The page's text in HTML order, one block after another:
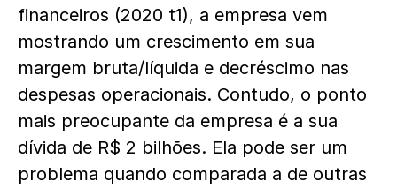
financeiros (2020 t1), a empresa vem
mostrando um crescimento em sua
margem bruta/líquida e decréscimo nas
despesas operacionais. Contudo, o ponto
mais preocupante da empresa é a sua
dívida de R$ 2 bilhões. Ela pode ser um
problema quando comparada a de outras